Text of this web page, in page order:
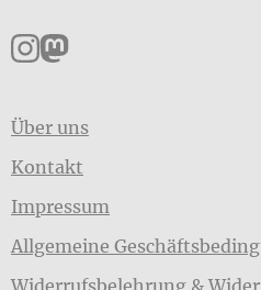
Pankpress auf
Pankpress auf
Über uns
Kontakt
Impressum
Allgemeine
Widerrufsbelehrung &